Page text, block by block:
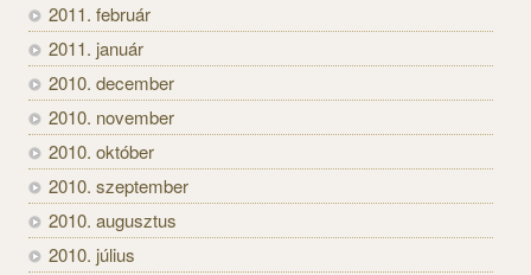
2011. február
2011. január
2010. december
2010. november
2010. október
2010. szeptember
2010. augusztus
2010. július